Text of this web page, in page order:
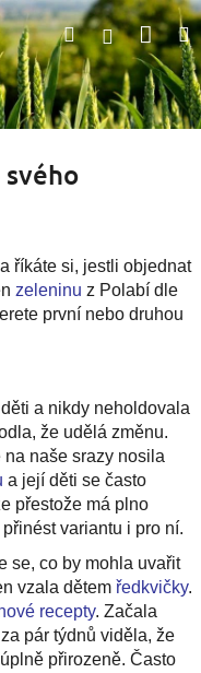
HledatPřihlášení
říkáte si, jestli objednat
zeleninu z Polabí dle
první nebo druhou
a nikdy neholdovala
že udělá změnu.
na naše srazy nosila
a její děti se často
přestože má plno
variantu i pro ní.
se, co by mohla uvařit
vzala dětem ředkvičky.
recepty. Začala
pár týdnů viděla, že
přirozeně. Často